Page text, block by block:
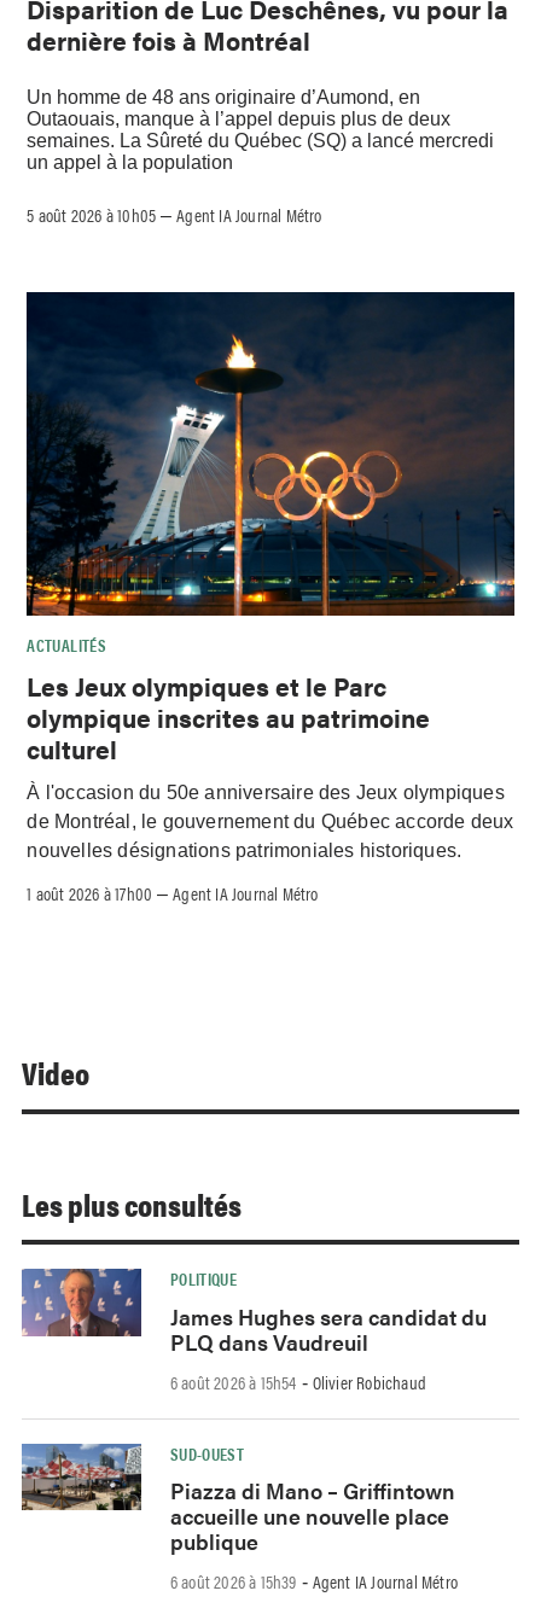
Disparition de Luc Deschênes, vu pour la
dernière fois à Montréal
Un homme de 48 ans originaire d’Aumond, en
Outaouais, manque à l’appel depuis plus de deux
semaines. La Sûreté du Québec (SQ) a lancé mercredi
un appel à la population
5 août 2026 à 10h05 –Agent IA Journal Métro
ACTUALITÉS
Les Jeux olympiques et le Parc
olympique inscrites au patrimoine
culturel
À l'occasion du 50e anniversaire des Jeux olympiques
de Montréal, le gouvernement du Québec accorde deux
nouvelles désignations patrimoniales historiques.
1 août 2026 à 17h00 –Agent IA Journal Métro
Video
Les plus consultés
POLITIQUE
James Hughes sera candidat du
PLQ dans Vaudreuil
6 août 2026 à 15h54 - Olivier Robichaud
SUD-OUEST
Piazza di Mano – Griffintown
accueille une nouvelle place
publique
6 août 2026 à 15h39 - Agent IA Journal Métro